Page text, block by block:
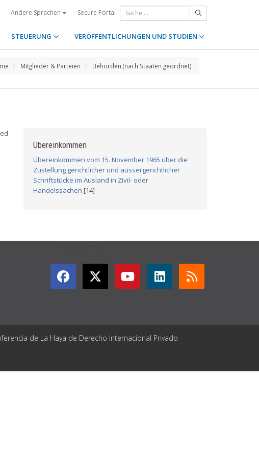
Andere Sprachen Secure Portal
STEUERUNG VERÖFFENTLICHUNGEN UND STUDIEN
Mitglieder & Parteien Behörden (nach Staaten geordnet)
Übereinkommen
Übereinkommen vom 15. November 1965 über die
Zustellung gerichtlicher und aussergerichtlicher
Schriftstücke im Ausland in Zivil- oder
Handelssachen [14]
de La Haya de Derecho Internacional Privado